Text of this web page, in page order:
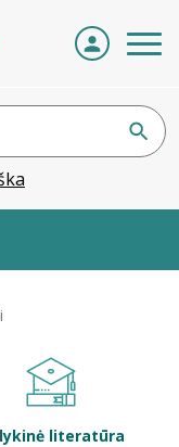
literatūra